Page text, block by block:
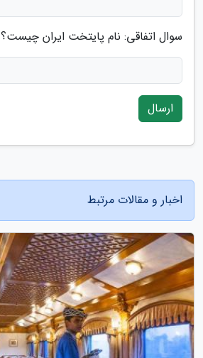
سوال اتفاقی: نام پایتخت ایران چیست؟
ارسال
اخبار و مقالات مرتبط